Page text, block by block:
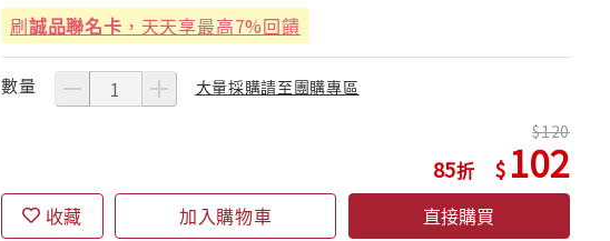
刷誠品聯名卡 ，天天享最高7%回饋
數量 大量採購請至團購專區
85
120
102
收藏 加入購物車 直接購買